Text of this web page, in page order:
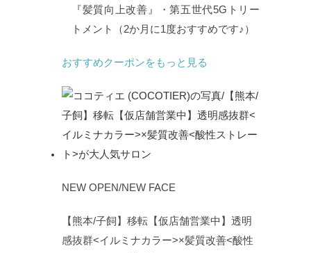
『髪質向上改善』・第五世代5Gトリー
トメント（2か月に1度おすすめです♪）
おすすめクーポンをもっと見る
NEW OPEN/NEW FACE
【熊本/子飼】移転【仮店舗営業中】透明
感抜群<イルミナカラー>×髪質改善<酸性